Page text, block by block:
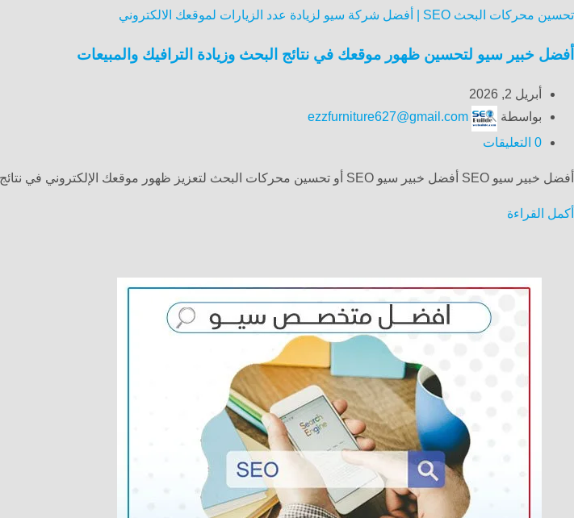
تحسين محركات البحث SEO | أفضل شركة سيو لزيادة عدد الزيارات لموقعك الالكتروني
أفضل خبير سيو لتحسين ظهور موقعك في نتائج البحث وزيادة الترافيك والمبيعات
أبريل 2, 2026
بواسطة
ezzfurniture627@gmail.com
0 التعليقات
أفضل خبير سيو SEO أفضل خبير سيو SEO أو تحسين محركات البحث لتعزيز ظهور موقعك الإلكتروني في نتائج البحث وزيادة ...
أكمل القراءة